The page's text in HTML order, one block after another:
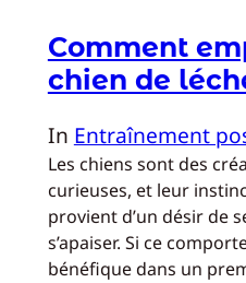
Comment
chien de
In Entraînement
Les chiens sont des
curieuses, et leur
provient d’un désir de
s’apaiser. Si ce
bénéfique dans un